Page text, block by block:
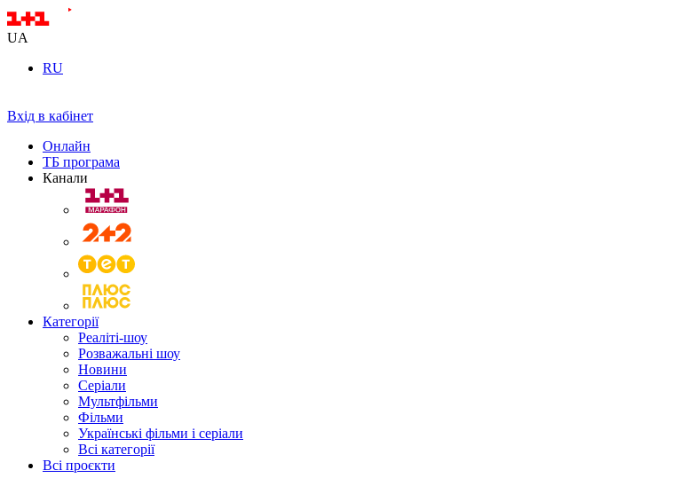
UA
RU
Вхід в кабінет
Онлайн
ТБ програма
Канали
Категорії
Реаліті-шоу
Розважальні шоу
Новини
Серіали
Мультфільми
Фільми
Українські фільми і серіали
Всі категорії
Всі проєкти